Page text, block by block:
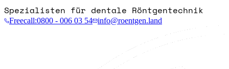
Spezialisten für dentale Röntgentechnik
Freecall:0800 - 006 03 54 info@roentgen.land